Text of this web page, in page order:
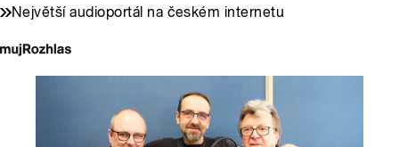
Největší audioportál na českém internetu